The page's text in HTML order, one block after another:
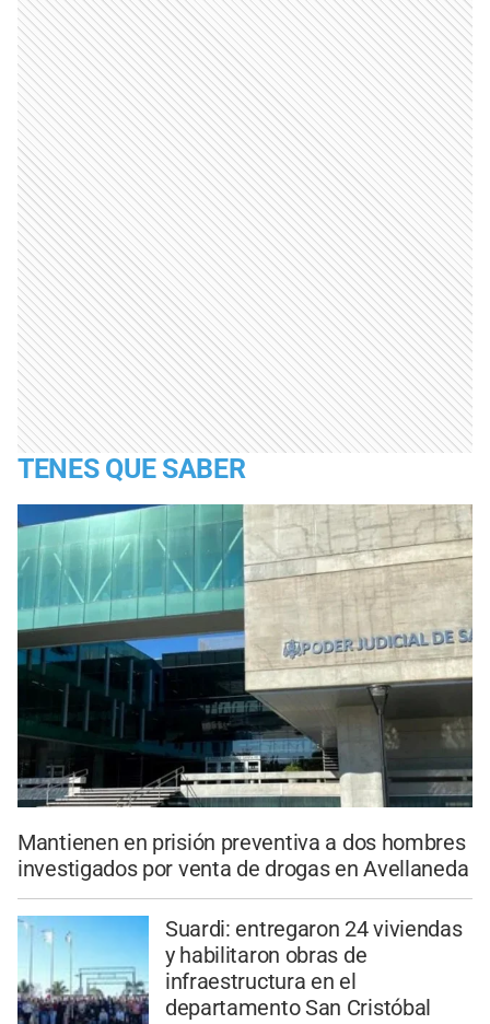
TENES QUE SABER
Mantienen en prisión preventiva a dos hombres
investigados por venta de drogas en Avellaneda
Suardi: entregaron 24 viviendas
y habilitaron obras de
infraestructura en el
departamento San Cristóbal